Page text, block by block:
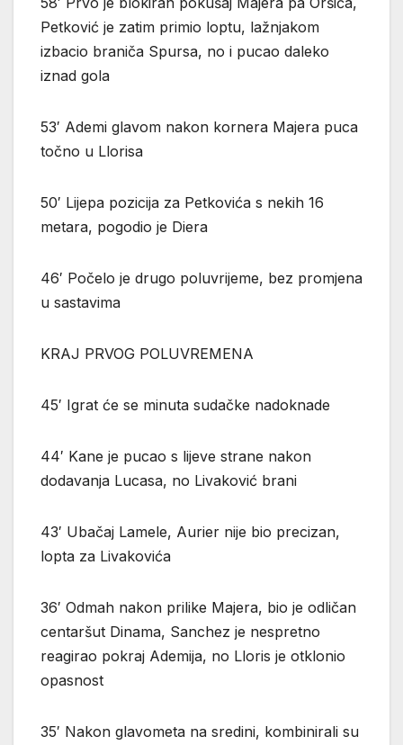
Petković je zatim primio loptu, lažnjakom
izbacio braniča Spursa, no i pucao daleko
iznad gola
53′ Ademi glavom nakon kornera Majera puca
točno u Llorisa
50′ Lijepa pozicija za Petkovića s nekih 16
metara, pogodio je Diera
46′ Počelo je drugo poluvrijeme, bez promjena
u sastavima
KRAJ PRVOG POLUVREMENA
45′ Igrat će se minuta sudačke nadoknade
44′ Kane je pucao s lijeve strane nakon
dodavanja Lucasa, no Livaković brani
43′ Ubačaj Lamele, Aurier nije bio precizan,
lopta za Livakovića
36′ Odmah nakon prilike Majera, bio je odličan
centaršut Dinama, Sanchez je nespretno
reagirao pokraj Ademija, no Lloris je otklonio
opasnost
35′ Nakon glavometa na sredini, kombinirali su